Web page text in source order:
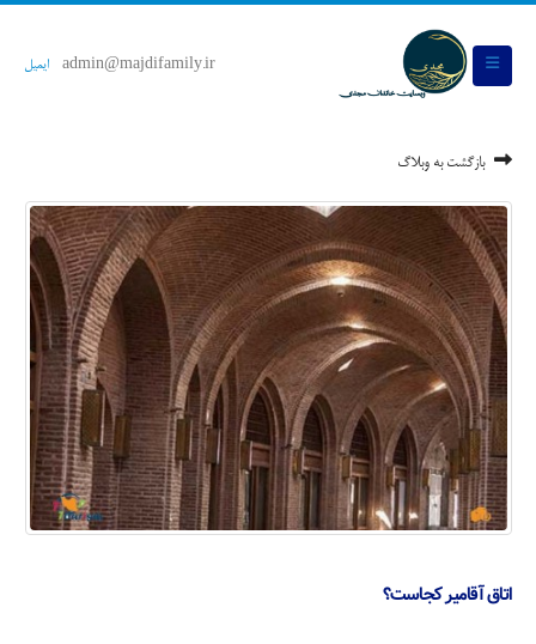
admin@majdifamily.ir ایمیل
بازگشت به وبلاگ
اتاق آقامیر کجاست؟